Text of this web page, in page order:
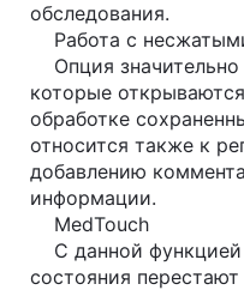
обследования.
Работа с
Опция
которые
обработке
относится также к
добавлению
информации.
MedTouch
С данной функцией
состояния